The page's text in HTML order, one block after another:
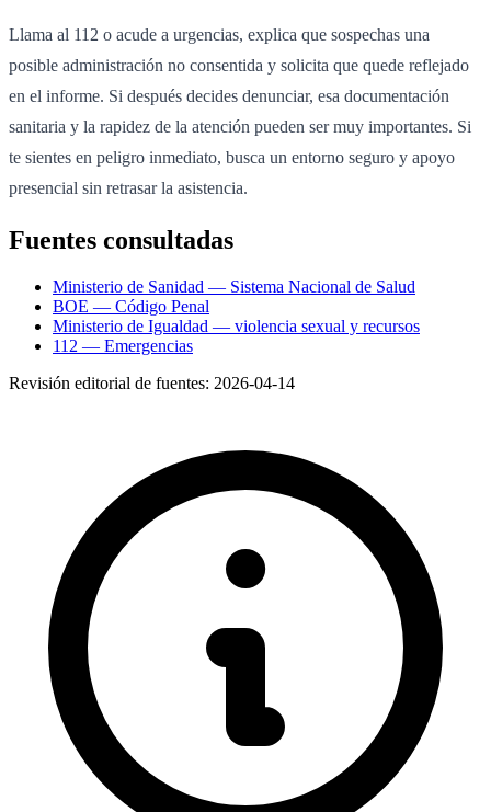
Llama al 112 o acude a urgencias, explica que sospechas una
posible administración no consentida y solicita que quede reflejado
en el informe. Si después decides denunciar, esa documentación
sanitaria y la rapidez de la atención pueden ser muy importantes. Si
te sientes en peligro inmediato, busca un entorno seguro y apoyo
presencial sin retrasar la asistencia.
Fuentes consultadas
Ministerio de Sanidad — Sistema Nacional de Salud
BOE — Código Penal
Ministerio de Igualdad — violencia sexual y recursos
112 — Emergencias
Revisión editorial de fuentes: 2026-04-14